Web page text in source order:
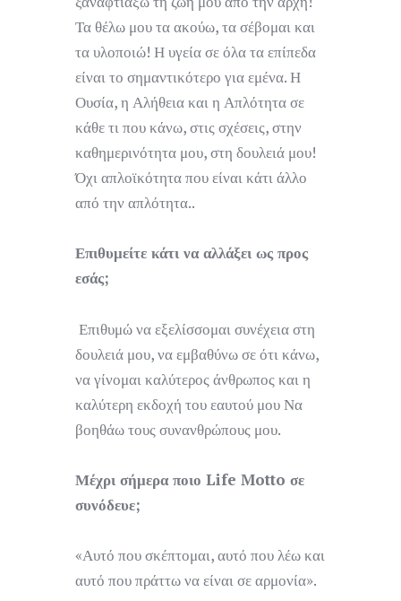
Τα θέλω μου τα ακούω, τα σέβομαι και
τα υλοποιώ! Η υγεία σε όλα τα επίπεδα
είναι το σημαντικότερο για εμένα. Η
Ουσία, η Αλήθεια και η Απλότητα σε
κάθε τι που κάνω, στις σχέσεις, στην
καθημερινότητα μου, στη δουλειά μου!
Όχι απλοϊκότητα που είναι κάτι άλλο
από την απλότητα..
Επιθυμείτε κάτι να αλλάξει ως προς
εσάς;
Επιθυμώ να εξελίσσομαι συνέχεια στη
δουλειά μου, να εμβαθύνω σε ότι κάνω,
να γίνομαι καλύτερος άνθρωπος και η
καλύτερη εκδοχή του εαυτού μου Να
βοηθάω τους συνανθρώπους μου.
Μέχρι σήμερα ποιο Life Motto σε
συνόδευε;
«Αυτό που σκέπτομαι, αυτό που λέω και
αυτό που πράττω να είναι σε αρμονία».